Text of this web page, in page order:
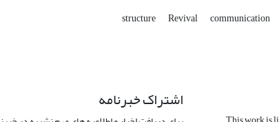
structure Revival communication
اشتراک خبرنامه